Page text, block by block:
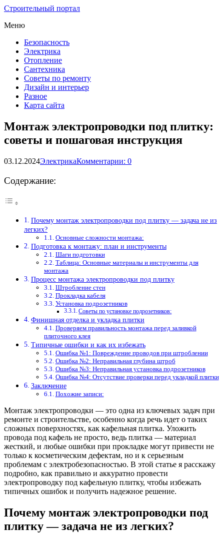
Строительный портал
Меню
Безопасность
Электрика
Отопление
Сантехника
Советы по ремонту
Дизайн и интерьер
Разное
Карта сайта
Монтаж электропроводки под плитку:
советы и пошаговая инструкция
03.12.2024ЭлектрикаКомментарии: 0
Содержание:
Почему монтаж электропроводки под плитку — задача не из
легких?
Основные сложности монтажа:
Подготовка к монтажу: план и инструменты
Шаги подготовки
Таблица: Основные материалы и инструменты для
монтажа
Процесс монтажа электропроводки под плитку
Штробление стен
Прокладка кабеля
Установка подрозетников
Советы по установке подрозетников:
Финишная отделка и укладка плитки
Проверяем правильность монтажа перед заливкой
плиточного клея
Типичные ошибки и как их избежать
Ошибка №1: Повреждение проводов при штроблении
Ошибка №2: Неправильная глубина штроб
Ошибка №3: Неправильная установка подрозетников
Ошибка №4: Отсутствие проверки перед укладкой плитки
Заключение
Похожие записи:
Монтаж электропроводки — это одна из ключевых задач при
ремонте и строительстве, особенно когда речь идет о таких
сложных поверхностях, как кафельная плитка. Уложить
провода под кафель не просто, ведь плитка — материал
жесткий, и любые ошибки при прокладке могут привести не
только к косметическим дефектам, но и к серьезным
проблемам с электробезопасностью. В этой статье я расскажу
подробно, как правильно и аккуратно провести
электропроводку под кафельную плитку, чтобы избежать
типичных ошибок и получить надежное решение.
Почему монтаж электропроводки под
плитку — задача не из легких?